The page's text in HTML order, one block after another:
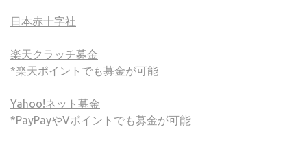
日本赤十字社
楽天クラッチ募金
*楽天ポイントでも募金が可能
Yahoo!ネット募金
*PayPayやVポイントでも募金が可能